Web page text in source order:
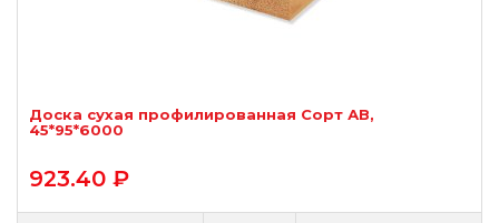
Доска сухая профилированная Сорт АВ,
45*95*6000
923.40 ₽